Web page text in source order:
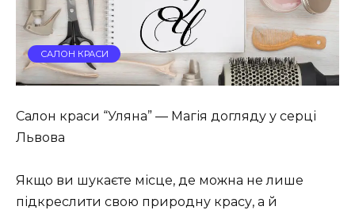
САЛОН КРАСИ
Салон краси “Уляна” — Магія догляду у серці
Львова
Якщо ви шукаєте місце, де можна не лише
підкреслити свою природну красу, а й